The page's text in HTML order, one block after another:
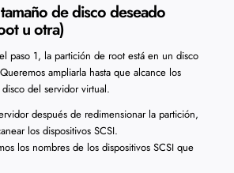
de disco deseado
u otra)
paso 1, la partición de root está en un disco
ampliarla hasta que alcance los
del servidor virtual.
después de redimensionar la partición,
los dispositivos SCSI.
los nombres de los dispositivos SCSI que